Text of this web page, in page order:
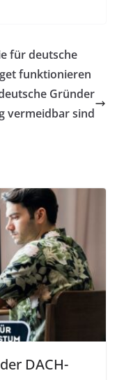
für deutsche
funktionieren
Gründer
vermeidbar sind
DACH-